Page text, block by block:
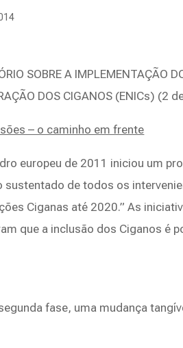
SOBRE A IMPLEMENTAÇÃO
DOS CIGANOS (ENICs) (2
– o caminho em frente
europeu de 2011 iniciou um
sustentado de todos os
Ciganas até 2020.” As
que a inclusão dos Ciganos é
fase, uma mudança